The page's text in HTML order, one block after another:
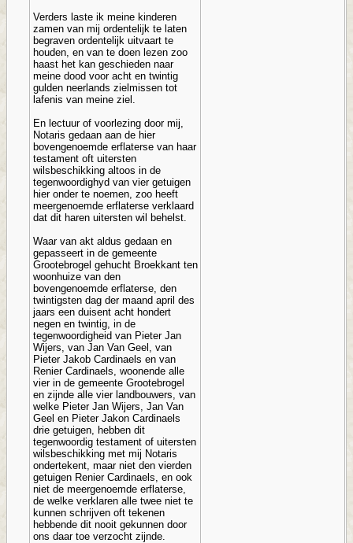
Verders laste ik meine kinderen
zamen van mij ordentelijk te laten
begraven ordentelijk uitvaart te
houden, en van te doen lezen zoo
haast het kan geschieden naar
meine dood voor acht en twintig
gulden neerlands zielmissen tot
lafenis van meine ziel.
En lectuur of voorlezing door mij,
Notaris gedaan aan de hier
bovengenoemde erflaterse van haar
testament oft uitersten
wilsbeschikking altoos in de
tegenwoordighyd van vier getuigen
hier onder te noemen, zoo heeft
meergenoemde erflaterse verklaard
dat dit haren uitersten wil behelst.
Waar van akt aldus gedaan en
gepasseert in de gemeente
Grootebrogel gehucht Broekkant ten
woonhuize van den
bovengenoemde erflaterse, den
twintigsten dag der maand april des
jaars een duisent acht hondert
negen en twintig, in de
tegenwoordigheid van Pieter Jan
Wijers, van Jan Van Geel, van
Pieter Jakob Cardinaels en van
Renier Cardinaels, woonende alle
vier in de gemeente Grootebrogel
en zijnde alle vier landbouwers, van
welke Pieter Jan Wijers, Jan Van
Geel en Pieter Jakon Cardinaels
drie getuigen, hebben dit
tegenwoordig testament of uitersten
wilsbeschikking met mij Notaris
ondertekent, maar niet den vierden
getuigen Renier Cardinaels, en ook
niet de meergenoemde erflaterse,
de welke verklaren alle twee niet te
kunnen schrijven oft tekenen
hebbende dit nooit gekunnen door
ons daar toe verzocht zijnde.